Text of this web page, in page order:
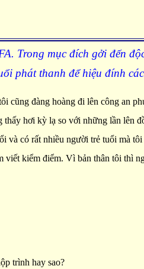
Trong mục đích gởi đến
phát thanh để hiệu đính
cũng đàng hoàng đi lên công an
hơi kỳ lạ so với những lần lên
và có rất nhiều người trẻ tuổi mà
viết kiểm điểm. Vì bản thân tôi thì
trình hay sao?